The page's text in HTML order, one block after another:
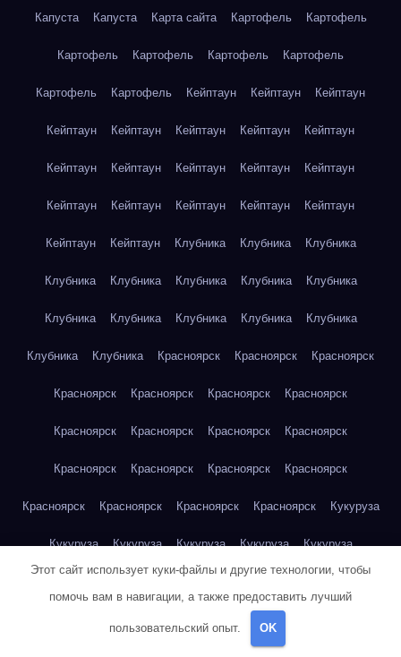
Капуста Капуста Карта сайта Картофель Картофель
Картофель Картофель Картофель Картофель
Картофель Картофель Кейптаун Кейптаун Кейптаун
Кейптаун Кейптаун Кейптаун Кейптаун Кейптаун
Кейптаун Кейптаун Кейптаун Кейптаун Кейптаун
Кейптаун Кейптаун Кейптаун Кейптаун Кейптаун
Кейптаун Кейптаун Клубника Клубника Клубника
Клубника Клубника Клубника Клубника Клубника
Клубника Клубника Клубника Клубника Клубника
Клубника Клубника Красноярск Красноярск Красноярск
Красноярск Красноярск Красноярск Красноярск
Красноярск Красноярск Красноярск Красноярск
Красноярск Красноярск Красноярск Красноярск
Красноярск Красноярск Красноярск Красноярск Кукуруза
Кукуруза Кукуруза Кукуруза Кукуруза Кукуруза
Этот сайт использует куки-файлы и другие технологии, чтобы
помочь вам в навигации, а также предоставить лучший
пользовательский опыт. OK